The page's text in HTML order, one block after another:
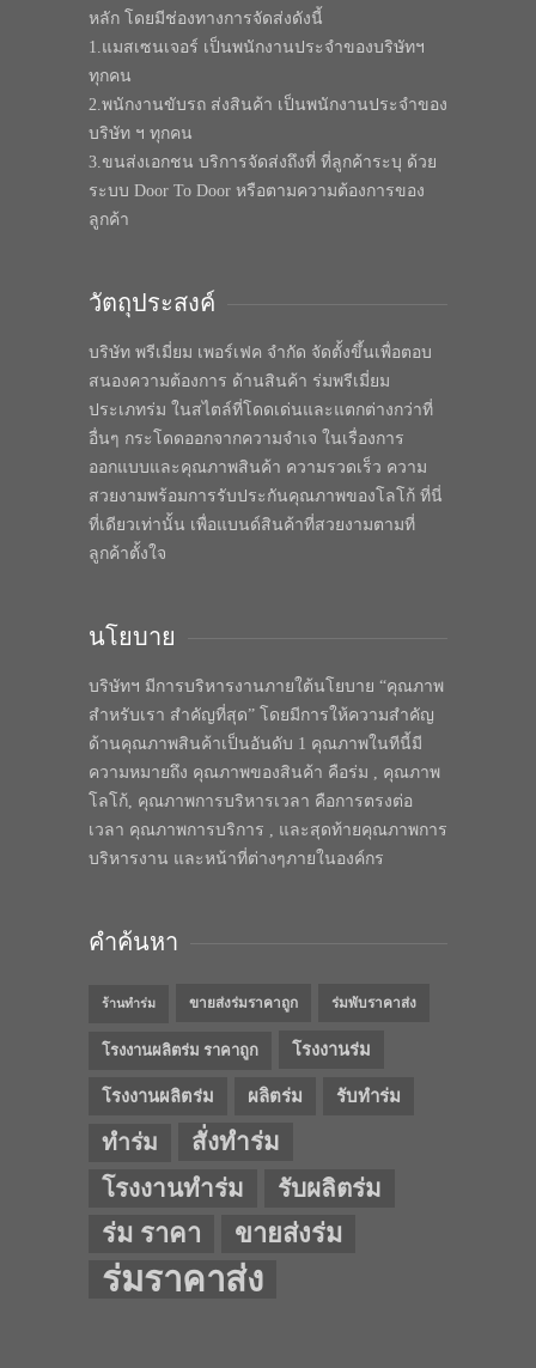
หลัก โดยมีช่องทางการจัดส่งดังนี้
1.แมสเซนเจอร์ เป็นพนักงานประจำของบริษัทฯ
ทุกคน
2.พนักงานขับรถ ส่งสินค้า เป็นพนักงานประจำของ
บริษัท ฯ ทุกคน
3.ขนส่งเอกชน บริการจัดส่งถึงที่ ที่ลูกค้าระบุ ด้วย
ระบบ Door To Door หรือตามความต้องการของ
ลูกค้า
วัตถุประสงค์
บริษัท พรีเมี่ยม เพอร์เฟค จำกัด จัดตั้งขึ้นเพื่อตอบ
สนองความต้องการ ด้านสินค้า ร่มพรีเมี่ยม
ประเภทร่ม ในสไตล์ที่โดดเด่นและแตกต่างกว่าที่
อื่นๆ กระโดดออกจากความจำเจ ในเรื่องการ
ออกแบบและคุณภาพสินค้า ความรวดเร็ว ความ
สวยงามพร้อมการรับประกันคุณภาพของโลโก้ ที่นี่
ที่เดียวเท่านั้น เพื่อแบนด์สินค้าที่สวยงามตามที่
ลูกค้าตั้งใจ
นโยบาย
บริษัทฯ มีการบริหารงานภายใต้นโยบาย “คุณภาพ
สำหรับเรา สำคัญที่สุด” โดยมีการให้ความสำคัญ
ด้านคุณภาพสินค้าเป็นอันดับ 1 คุณภาพในทีนี้มี
ความหมายถึง คุณภาพของสินค้า คือร่ม , คุณภาพ
โลโก้, คุณภาพการบริหารเวลา คือการตรงต่อ
เวลา คุณภาพการบริการ , และสุดท้ายคุณภาพการ
บริหารงาน และหน้าที่ต่างๆภายในองค์กร
คำค้นหา
ร้านทำร่ม ขายส่งร่มราคาถูก ร่มพับราคาส่ง
โรงงานผลิตร่ม ราคาถูก โรงงานร่ม
โรงงานผลิตร่ม ผลิตร่ม รับทำร่ม
ทำร่ม
สั่งทำร่ม
โรงงานทำร่ม
รับผลิตร่ม
ร่ม ราคา ขายส่งร่ม
ร่มราคาส่ง